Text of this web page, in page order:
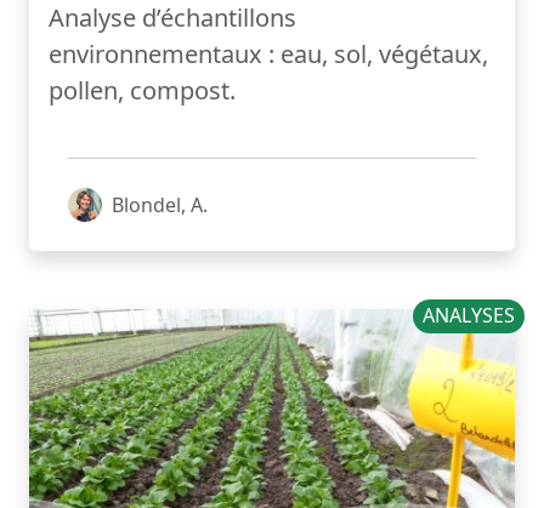
Analyse d’échantillons
environnementaux : eau, sol, végétaux,
pollen, compost.
Blondel, A.
ANALYSES